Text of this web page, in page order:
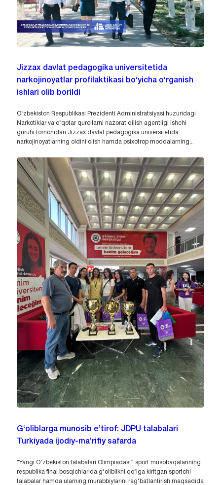
Jizzax davlat pedagogika universitetida
narkojinoyatlar profilaktikasi bo‘yicha o‘rganish
ishlari olib borildi
O‘zbekiston Respublikasi Prezidenti Administratsiyasi huzuridagi
Narkotiklar va o‘qotar qurollarni nazorat qilish agentligi ishchi
guruhi tomonidan Jizzax davlat pedagogika universitetida
narkojinoyatlarning oldini olish hamda psixotrop moddalarning...
G‘oliblarga munosib e’tirof: JDPU talabalari
Turkiyada ijodiy-ma’rifiy safarda
“Yangi O‘zbekiston talabalari Olimpiadasi” sport musobaqalarining
respublika final bosqichlarida g‘oliblikni qo‘lga kiritgan sportchi
talabalar hamda ularning murabbiylarini rag‘batlantirish maqsadida